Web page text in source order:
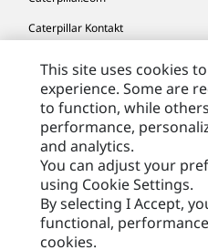
Caterpillar Kontakt
Moje Preferencje Marketingowe
Site Map
Cookie Settings
Legal
Privacy
This site uses cookies
experience. Some are
to function, while
performance,
and analytics.
You can adjust your
using Cookie Settings.
By selecting I Accept,
functional,
cookies.